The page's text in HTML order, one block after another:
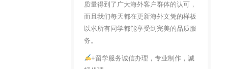
质量得到了广大海外客户群体的认可，
而且我们每天都在更新海外文凭的样板
以求所有同学都能享受到完美的品质服
务。
+留学服务诚信办理，专业制作，誠